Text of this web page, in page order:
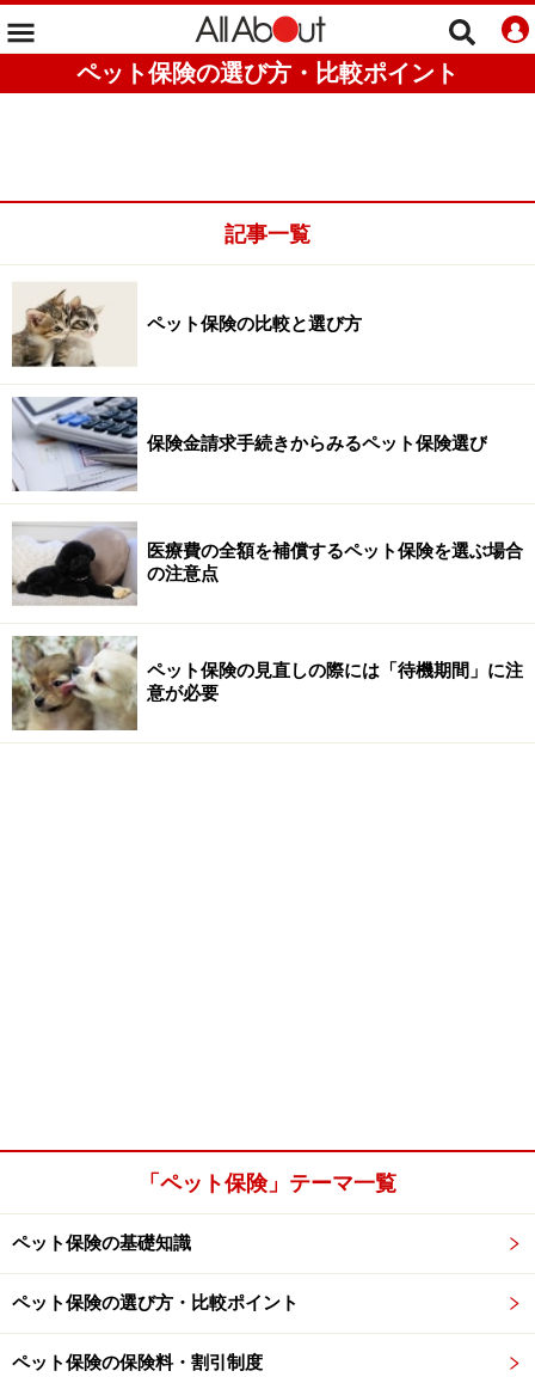
ペット保険の選び方・比較ポイント
記事一覧
ペット保険の比較と選び方
保険金請求手続きからみるペット保険選び
医療費の全額を補償するペット保険を選ぶ場合
の注意点
ペット保険の見直しの際には「待機期間」に注
意が必要
「ペット保険」テーマ一覧
ペット保険の基礎知識
ペット保険の選び方・比較ポイント
ペット保険の保険料・割引制度